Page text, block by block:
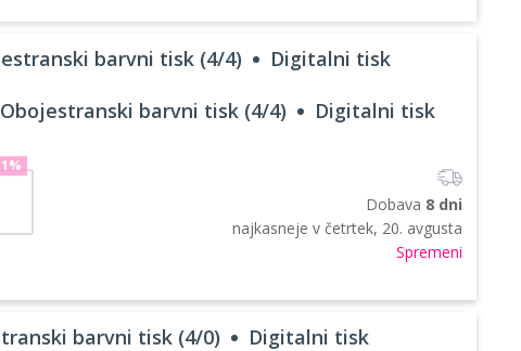
barvni tisk (4/4) Digitalni tisk
Obojestranski barvni tisk (4/4) Digitalni tisk
Dobava 8 dni
najkasneje v četrtek, 20. avgusta
Spremeni
barvni tisk (4/0) Digitalni tisk